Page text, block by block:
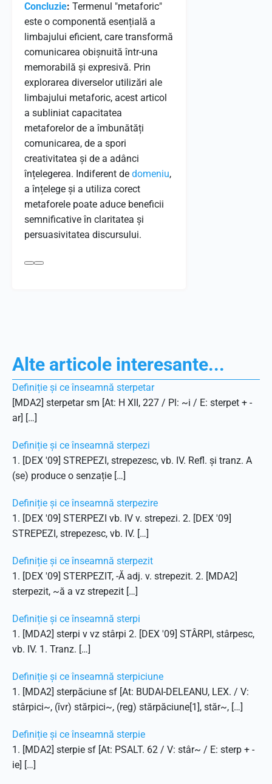
Concluzie: Termenul "metaforic"
este o componentă esențială a
limbajului eficient, care transformă
comunicarea obișnuită într-una
memorabilă și expresivă. Prin
explorarea diverselor utilizări ale
limbajului metaforic, acest articol
a subliniat capacitatea
metaforelor de a îmbunătăți
comunicarea, de a spori
creativitatea și de a adânci
înțelegerea. Indiferent de domeniu,
a înțelege și a utiliza corect
metaforele poate aduce beneficii
semnificative în claritatea și
persuasivitatea discursului.
Alte articole interesante...
Definiție și ce înseamnă sterpetar
[MDA2] sterpetar sm [At: H XII, 227 / Pl: ~i / E: sterpet + -
ar] […]
Definiție și ce înseamnă sterpezi
1. [DEX '09] STREPEZI, strepezesc, vb. IV. Refl. și tranz. A
(se) produce o senzație […]
Definiție și ce înseamnă sterpezire
1. [DEX '09] STERPEZI vb. IV v. strepezi. 2. [DEX '09]
STREPEZI, strepezesc, vb. IV. […]
Definiție și ce înseamnă sterpezit
1. [DEX '09] STERPEZIT, -Ă adj. v. strepezit. 2. [MDA2]
sterpezit, ~ă a vz strepezit […]
Definiție și ce înseamnă sterpi
1. [MDA2] sterpi v vz stârpi 2. [DEX '09] STÂRPI, stârpesc,
vb. IV. 1. Tranz. […]
Definiție și ce înseamnă sterpiciune
1. [MDA2] sterpăciune sf [At: BUDAI-DELEANU, LEX. / V:
stârpici~, (îvr) stărpici~, (reg) stărpăciune[1], stăr~, […]
Definiție și ce înseamnă sterpie
1. [MDA2] sterpie sf [At: PSALT. 62 / V: stâr~ / E: sterp + -
ie] […]